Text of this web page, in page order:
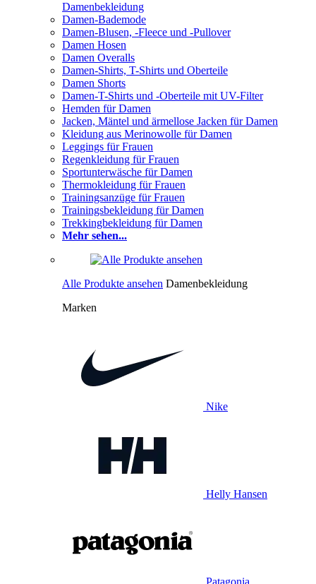
Damenbekleidung
Damen-Bademode
Damen-Blusen, -Fleece und -Pullover
Damen Hosen
Damen Overalls
Damen-Shirts, T-Shirts und Oberteile
Damen Shorts
Damen-T-Shirts und -Oberteile mit UV-Filter
Hemden für Damen
Jacken, Mäntel und ärmellose Jacken für Damen
Kleidung aus Merinowolle für Damen
Leggings für Frauen
Regenkleidung für Frauen
Sportunterwäsche für Damen
Thermokleidung für Frauen
Trainingsanzüge für Frauen
Trainingsbekleidung für Damen
Trekkingbekleidung für Damen
Mehr sehen...
Alle Produkte ansehen Damenbekleidung
Marken
Nike
Helly Hansen
Patagonia